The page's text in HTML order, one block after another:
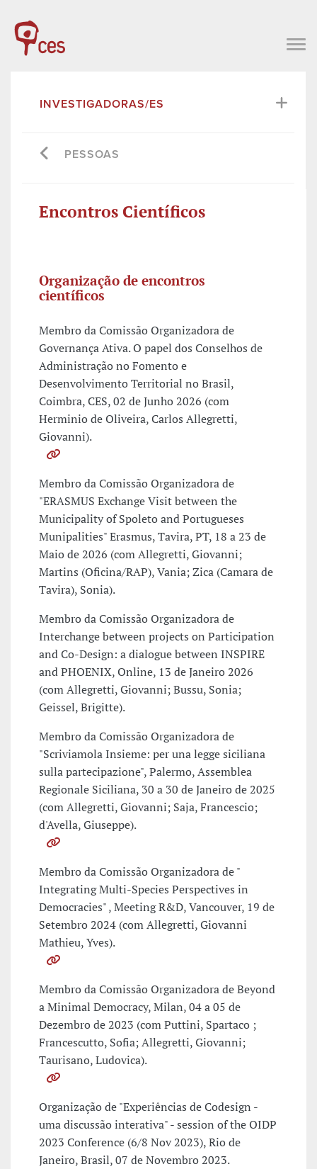
INVESTIGADORAS/ES
PESSOAS
Encontros Científicos
Organização de encontros
científicos
Membro da Comissão Organizadora de
Governança Ativa. O papel dos Conselhos de
Administração no Fomento e
Desenvolvimento Territorial no Brasil,
Coimbra, CES, 02 de Junho 2026 (com
Herminio de Oliveira, Carlos Allegretti,
Giovanni).
Membro da Comissão Organizadora de
"ERASMUS Exchange Visit between the
Municipality of Spoleto and Portugueses
Munipalities" Erasmus, Tavira, PT, 18 a 23 de
Maio de 2026 (com Allegretti, Giovanni;
Martins (Oficina/RAP), Vania; Zica (Camara de
Tavira), Sonia).
Membro da Comissão Organizadora de
Interchange between projects on Participation
and Co-Design: a dialogue between INSPIRE
and PHOENIX, Online, 13 de Janeiro 2026
(com Allegretti, Giovanni; Bussu, Sonia;
Geissel, Brigitte).
Membro da Comissão Organizadora de
"Scriviamola Insieme: per una legge siciliana
sulla partecipazione", Palermo, Assemblea
Regionale Siciliana, 30 a 30 de Janeiro de 2025
(com Allegretti, Giovanni; Saja, Francescio;
d'Avella, Giuseppe).
Membro da Comissão Organizadora de "
Integrating Multi-Species Perspectives in
Democracies" , Meeting R&D, Vancouver, 19 de
Setembro 2024 (com Allegretti, Giovanni
Mathieu, Yves).
Membro da Comissão Organizadora de Beyond
a Minimal Democracy, Milan, 04 a 05 de
Dezembro de 2023 (com Puttini, Spartaco ;
Francescutto, Sofia; Allegretti, Giovanni;
Taurisano, Ludovica).
Organização de "Experiências de Codesign -
uma discussão interativa" - session of the OIDP
2023 Conference (6/8 Nov 2023), Rio de
Janeiro, Brasil, 07 de Novembro 2023.